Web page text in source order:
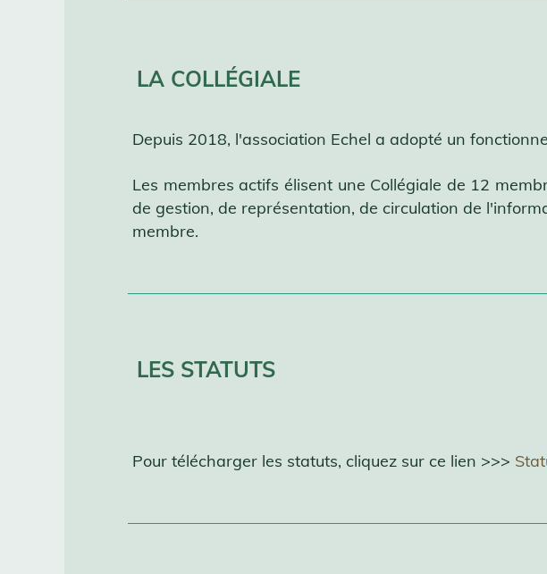
LA COLLÉGIALE
Depuis 2018, l'association Echel a adopté un
Les membres actifs élisent une Collégiale de 12
de gestion, de représentation, de circulation de
membre.
LES STATUTS
Pour télécharger les statuts, cliquez sur ce lien >>>